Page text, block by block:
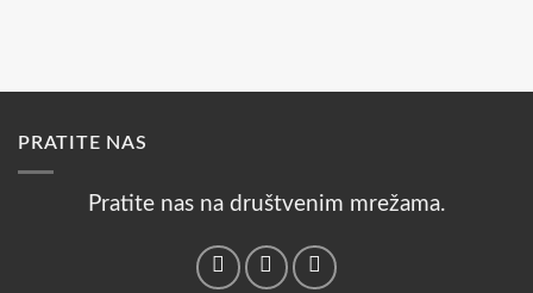
PRATITE NAS
Pratite nas na društvenim mrežama.